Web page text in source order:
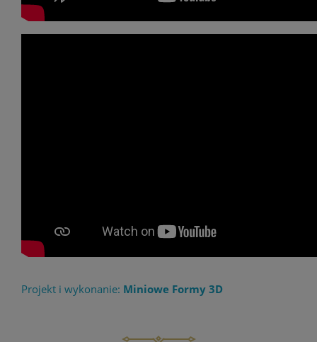
Projekt i wykonanie: Miniowe Formy 3D